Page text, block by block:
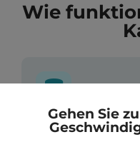
Wie
Wo kommen
Gehen Sie